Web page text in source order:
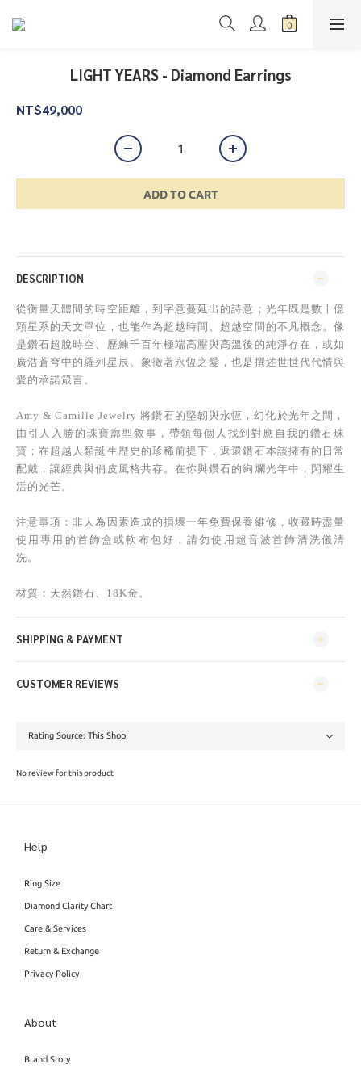
LIGHT YEARS - Diamond Earrings
NT$49,000
ADD TO CART
DESCRIPTION
從衡量天體間的時空距離，到字意蔓延出的詩意；光年既是數十億
顆星系的天文單位，也能作為超越時間、超越空間的不凡概念。像
是鑽石超脫時空、歷練千百年極端高壓與高溫後的純淨存在，或如
廣浩蒼穹中的羅列星辰。象徵著永恆之愛，也是撰述世世代代情與
愛的承諾箴言。
Amy & Camille Jewelry 將鑽石的堅韌與永恆，幻化於光年之間，
由引人入勝的珠寶廓型敘事，帶領每個人找到對應自我的鑽石珠
寶；在超越人類誕生歷史的珍稀前提下，返還鑽石本該擁有的日常
配戴，讓經典與俏皮風格共存。在你與鑽石的絢爛光年中，閃耀生
活的光芒。
注意事項：非人為因素造成的損壞一年免費保養維修，收藏時盡量
使用專用的首飾盒或軟布包好，請勿使用超音波首飾清洗儀清
洗。
材質：天然鑽石、18K金。
SHIPPING & PAYMENT
CUSTOMER REVIEWS
No review for this product
Help
Ring Size
Diamond Clarity Chart
Care & Services
Return & Exchange
Privacy Policy
About
Brand Story